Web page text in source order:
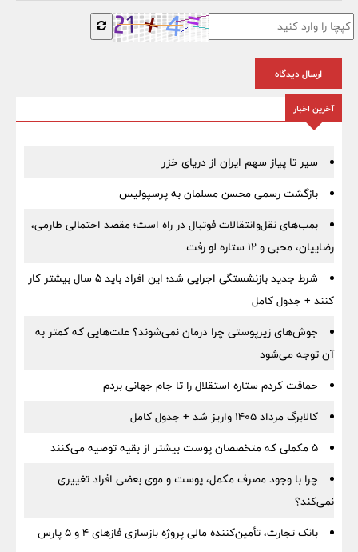
ارسال دیدگاه
آخرین اخبار
سیر تا پیاز سهم ایران از دریای خزر
بازگشت رسمی محسن مسلمان به پرسپولیس
بمب‌های نقل‌وانتقالات فوتبال در راه است؛ مقصد احتمالی طارمی،
رضاییان، محبی و ۱۲ ستاره لو رفت
شرط جدید بازنشستگی اجرایی شد؛ این افراد باید ۵ سال بیشتر کار
کنند + جدول کامل
جوش‌های زیرپوستی چرا درمان نمی‌شوند؟ علت‌هایی که کمتر به
آن توجه می‌شود
حماقت کردم ستاره استقلال را تا جام جهانی بردم
کالابرگ مرداد ۱۴۰۵ واریز شد + جدول کامل
۵ مکملی که متخصصان پوست بیشتر از بقیه توصیه می‌کنند
چرا با وجود مصرف مکمل، پوست و موی بعضی افراد تغییری
نمی‌کند؟
بانک تجارت، تأمین‌کننده مالی پروژه بازسازی فازهای ۴ و ۵ پارس